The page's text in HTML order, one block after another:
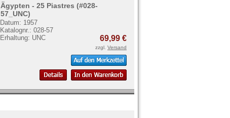
Ägypten - 25 Piastres (#028-
57_UNC)
Datum: 1957
Katalognr.: 028-57
Erhaltung: UNC
69,99 €
zzgl. Versand